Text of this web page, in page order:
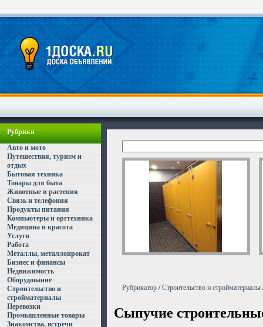
Рубрики
Авто и мото
Путешествия, туризм и
отдых
Бытовая техника
Товары для быта
Животные и растения
Связь и телефония
Продукты питания
Компьютеры и оргтехника
Медицина и красота
Услуги
Работа
Металлы, металлопрокат
Бизнес и финансы
Недвижимость
Оборудование
Строительство и
стройматериалы
Перевозки
Промышленные товары
Знакомства, встречи
Рубрикатор /Строительство и стройматериалы
Сыпучие